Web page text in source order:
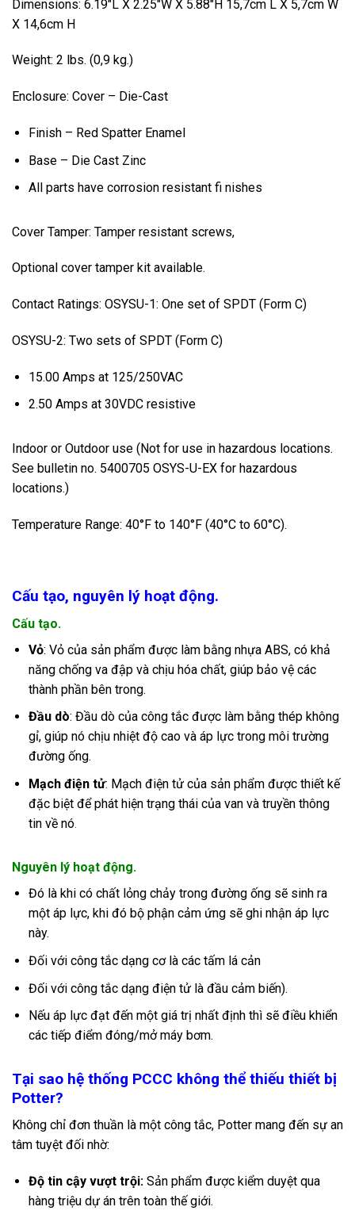
Dimensions: 6.19″L X 2.25″W X 5.88″H 15,7cm L X 5,7cm W
X 14,6cm H
Weight: 2 lbs. (0,9 kg.)
Enclosure: Cover – Die-Cast
Finish – Red Spatter Enamel
Base – Die Cast Zinc
All parts have corrosion resistant fi nishes
Cover Tamper: Tamper resistant screws,
Optional cover tamper kit available.
Contact Ratings: OSYSU-1: One set of SPDT (Form C)
OSYSU-2: Two sets of SPDT (Form C)
15.00 Amps at 125/250VAC
2.50 Amps at 30VDC resistive
Indoor or Outdoor use (Not for use in hazardous locations.
See bulletin no. 5400705 OSYS-U-EX for hazardous
locations.)
Temperature Range: ­40°F to 140°F (­40°C to 60°C).
Cấu tạo, nguyên lý hoạt động.
Cấu tạo.
Vỏ: Vỏ của sản phẩm được làm bằng nhựa ABS, có khả
năng chống va đập và chịu hóa chất, giúp bảo vệ các
thành phần bên trong.
Đầu dò: Đầu dò của công tắc được làm bằng thép không
gỉ, giúp nó chịu nhiệt độ cao và áp lực trong môi trường
đường ống.
Mạch điện tử: Mạch điện tử của sản phẩm được thiết kế
đặc biệt để phát hiện trạng thái của van và truyền thông
tin về nó.
Nguyên lý hoạt động.
Đó là khi có chất lỏng chảy trong đường ống sẽ sinh ra
một áp lực, khi đó bộ phận cảm ứng sẽ ghi nhận áp lực
này.
Đối với công tắc dạng cơ là các tấm lá cản
Đối với công tắc dạng điện tử là đầu cảm biến).
Nếu áp lực đạt đến một giá trị nhất định thì sẽ điều khiển
các tiếp điểm đóng/mở máy bơm.
Tại sao hệ thống PCCC không thể thiếu thiết bị
Potter?
Không chỉ đơn thuần là một công tắc, Potter mang đến sự an
tâm tuyệt đối nhờ:
Độ tin cậy vượt trội:Sản phẩm được kiểm duyệt qua
hàng triệu dự án trên toàn thế giới.